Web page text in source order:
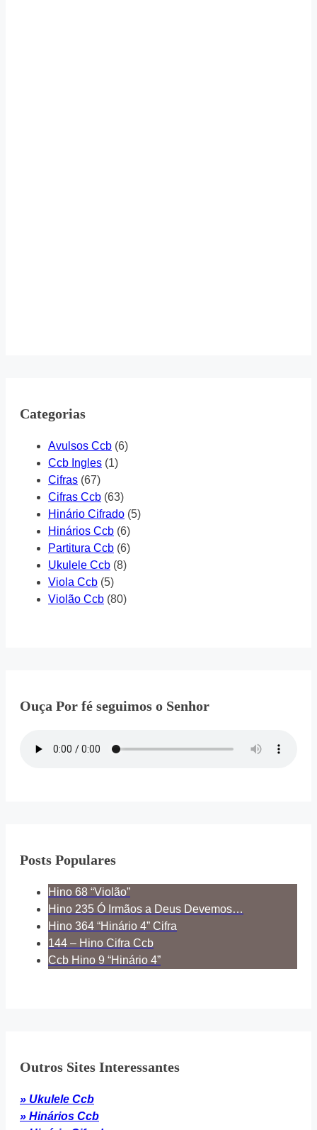
Categorias
Avulsos Ccb (6)
Ccb Ingles (1)
Cifras (67)
Cifras Ccb (63)
Hinário Cifrado (5)
Hinários Ccb (6)
Partitura Ccb (6)
Ukulele Ccb (8)
Viola Ccb (5)
Violão Ccb (80)
Ouça Por fé seguimos o Senhor
Posts Populares
Hino 68 “Violão”
Hino 235 Ó Irmãos a Deus Devemos…
Hino 364 “Hinário 4” Cifra
144 – Hino Cifra Ccb
Ccb Hino 9 “Hinário 4”
Outros Sites Interessantes
» Ukulele Ccb
» Hinários Ccb